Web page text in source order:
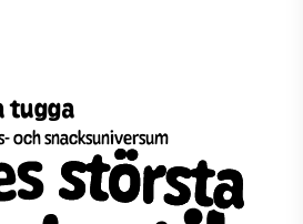
tugga
och snacksuniversum